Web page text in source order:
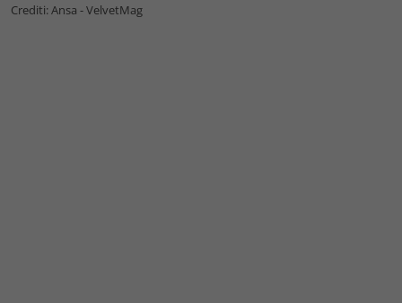
Crediti: Ansa - VelvetMag